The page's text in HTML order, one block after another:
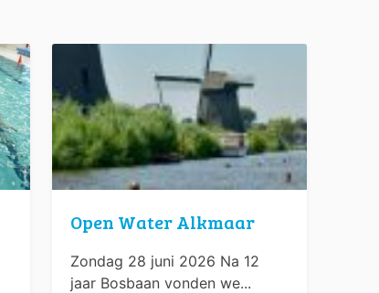
Open Water Alkmaar
Zondag 28 juni 2026 Na 12
jaar Bosbaan vonden we...